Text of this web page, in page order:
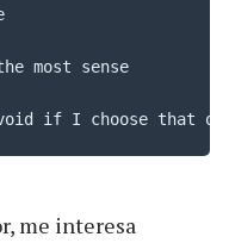
most sense
if I choose that
me interesa